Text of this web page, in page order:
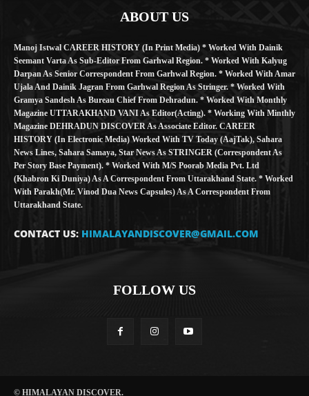
ABOUT US
Manoj Istwal CAREER HISTORY (in Print Media) * Worked With Dainik
Seemant Varta As Sub-Editor From Garhwal Region. * Worked With Kalyug
Darpan As Senior Correspondent From Garhwal Region. * Worked With Amar
Ujala And Dainik Jagran From Garhwal Region As Stringer. * Worked With
Gramya Sandesh As Bureau Chief From Dehradun. * Worked With Monthly
Magazine UTTARAKHAND VANI As Editor(Acting). * Working With Minthly
Magazine DEHRADUN DISCOVER As Associate Editor. CAREER
HISTORY (in Electronic Media) Worked With TV Today (AajTak), Sahara
News Lines, Sahara Samaya, Star News As STRINGER (Correspondent As
Per Story Base Payment). * Worked With M/S Poorab Media Pvt. Ltd
(Khabron Ki Duniya) As A Correspondent From Uttarakhand State. * Worked
With Parakh(Mr. Vinod Dua News Capsules) As A Correspondent From
Uttarakhand State.
CONTACT US: HIMALAYANDISCOVER@GMAIL.COM
FOLLOW US
© HIMALAYAN DISCOVER.